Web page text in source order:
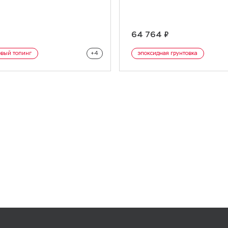
топинг +4
левелайн
64 764 ₽
эпоксидная грунтовка